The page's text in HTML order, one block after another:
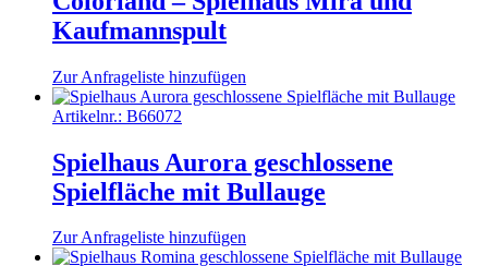
Kaufmannspult
Zur Anfrageliste hinzufügen
Artikelnr.: B66072
Spielhaus Aurora geschlossene
Spielfläche mit Bullauge
Zur Anfrageliste hinzufügen